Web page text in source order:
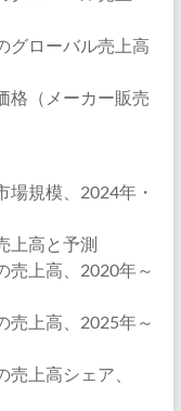
ローバル売上高
格（メーカー販売
場規模、2024年・
上高と予測
上高、2020年～
上高、2025年～
上高シェア、